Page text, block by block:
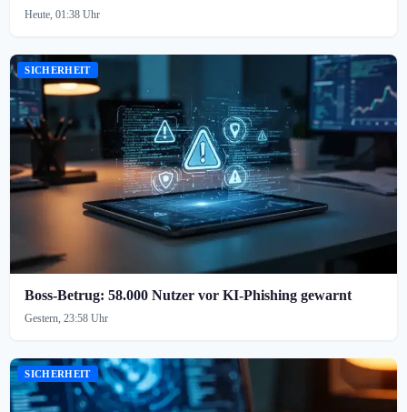
Heute, 01:38 Uhr
SICHERHEIT
Boss-Betrug: 58.000 Nutzer vor KI-Phishing gewarnt
Gestern, 23:58 Uhr
SICHERHEIT